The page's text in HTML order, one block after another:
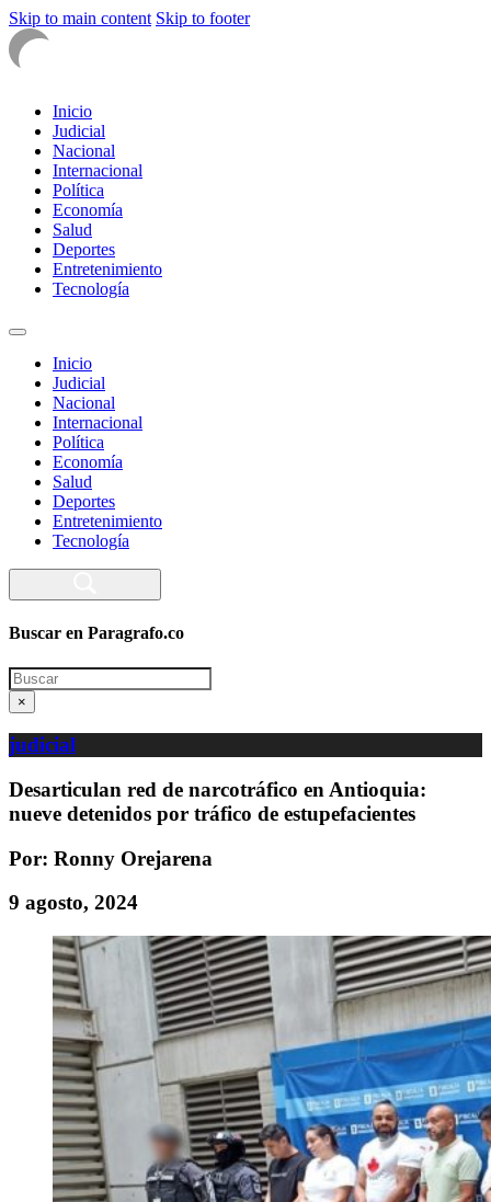
Skip to main content Skip to footer
Inicio
Judicial
Nacional
Internacional
Política
Economía
Salud
Deportes
Entretenimiento
Tecnología
Inicio
Judicial
Nacional
Internacional
Política
Economía
Salud
Deportes
Entretenimiento
Tecnología
Buscar en Paragrafo.co
Search
×
judicial
Desarticulan red de narcotráfico en Antioquia:
nueve detenidos por tráfico de estupefacientes
Por: Ronny Orejarena
9 agosto, 2024